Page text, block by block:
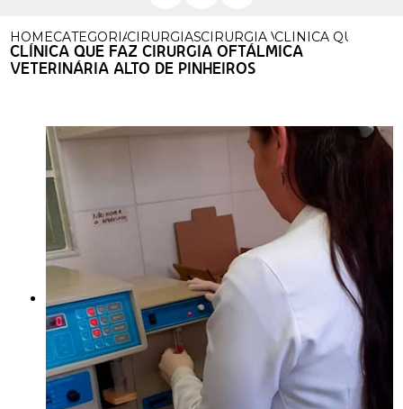
HOMECATEGORIASCIRURGIAS VETERINARIAS
CIRURGIA VETERINARIA DE
CLINICA QUE FAZ
CLÍNICA QUE FAZ CIRURGIA OFTÁLMICA
VETERINÁRIA ALTO DE PINHEIROS